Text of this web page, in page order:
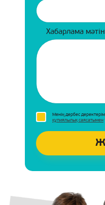
Хабарлама
Менің дербес
құпиялылық саясатымен